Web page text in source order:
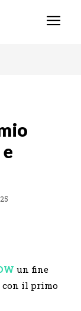
un fine
con il primo